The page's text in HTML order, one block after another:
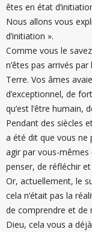
êtes en état
Nous allons vous
d’initiation ».
Comme vous le
n’êtes pas arrivés
Terre. Vos âmes
d’exceptionnel, de
qu’est l’être humain,
Pendant des siècles
a été dit que vous ne
agir par vous-mêmes
penser, de réfléchir
Or, actuellement, le
cela n’était pas la
de comprendre et de
Dieu, cela vous a